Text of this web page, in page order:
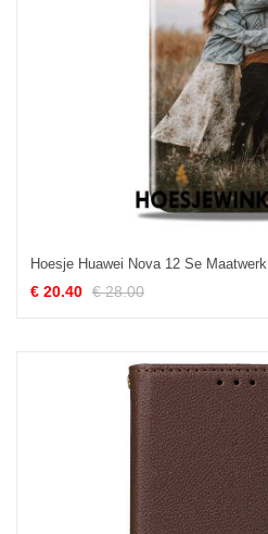
Hoesje Huawei Nova 12 Se Maatwerk
€ 20.40 € 28.00